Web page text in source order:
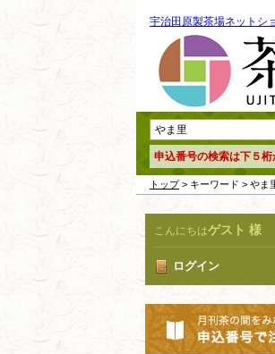
宇治田原製茶場ネットシ
申込番号の検索は下５桁
トップ> キーワード > やま
こんにちはゲスト 様
ログイン